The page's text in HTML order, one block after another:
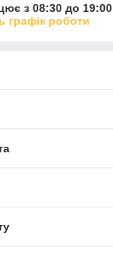
з 08:30 до 19:00
графік роботи